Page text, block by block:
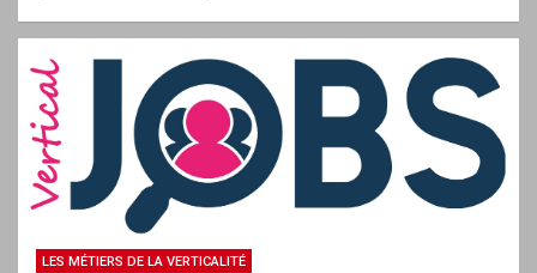
LES MÉTIERS DE LA VERTICALITÉ